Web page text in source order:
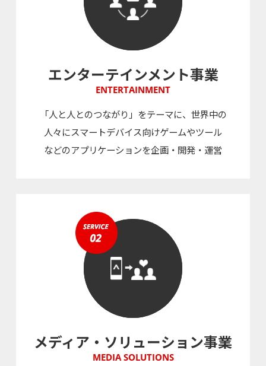
エンターテインメント事業
ENTERTAINMENT
「人と人とのつながり」をテーマに、世界中の
人々にスマートデバイス向けゲームやツール
などのアプリケーションを企画・開発・運営
メディア・ソリューション事業
MEDIA SOLUTIONS